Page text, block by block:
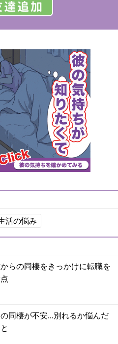
活の悩み
らの同棲をきっかけに転職を
同棲が不安...別れるか悩んだ